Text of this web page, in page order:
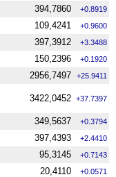
394,7860 +0.8919
109,4241 +0.9600
397,3912 +3.3488
150,2396 +0.1920
2956,7497 +25.9411
3422,0452 +37.7397
349,5637 +0.3794
397,4393 +2.4410
95,3145 +0.7143
20,4110 +0.0571